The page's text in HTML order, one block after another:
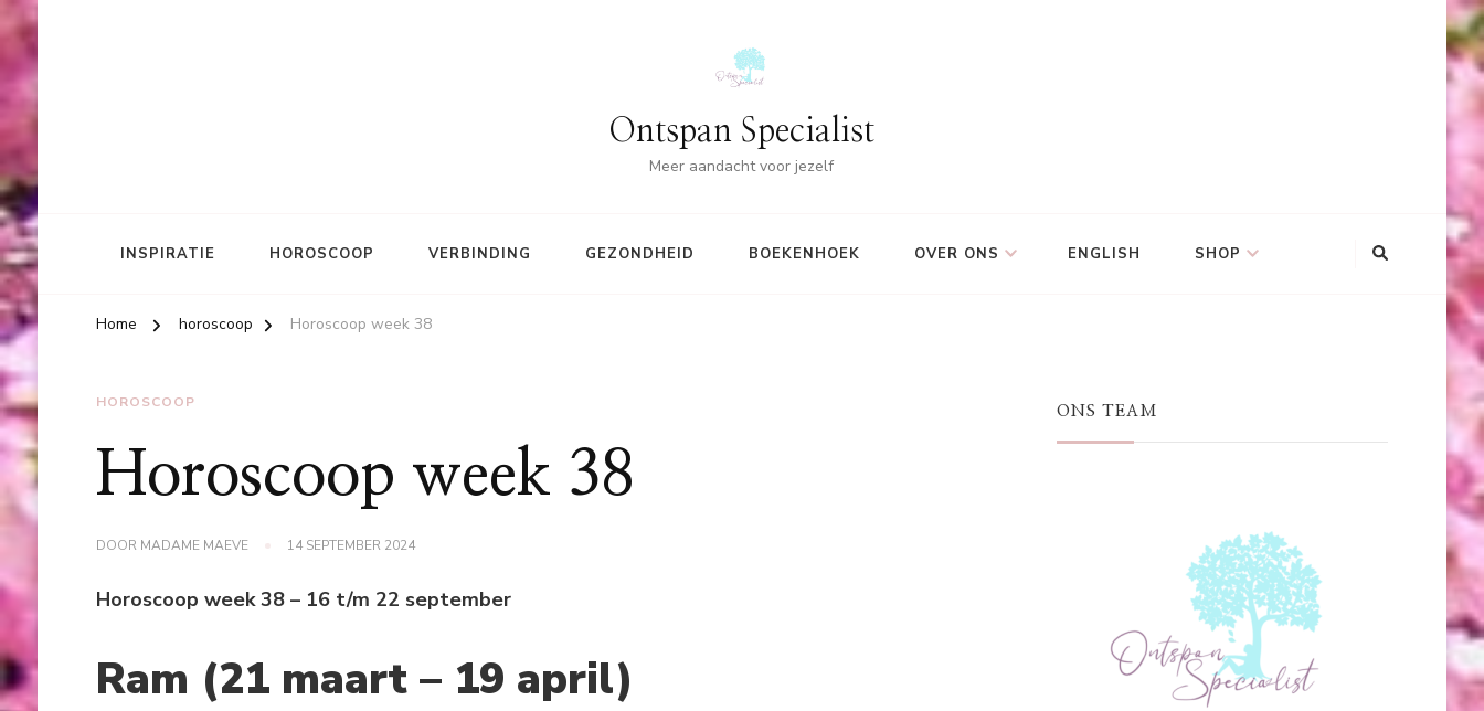
Ontspan Specialist
Meer aandacht voor jezelf
INSPIRATIE HOROSCOOP VERBINDING GEZONDHEID BOEKENHOEK OVER ONS ENGLISH SHOP
Home horoscoop Horoscoop week 38
HOROSCOOP
Horoscoop week 38
DOOR MADAME MAEVE 14 SEPTEMBER 2024
Horoscoop week 38 – 16 t/m 22 september
Ram (21 maart – 19 april)
ONS TEAM